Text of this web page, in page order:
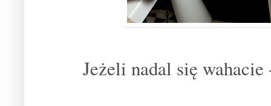
Jeżeli nadal się